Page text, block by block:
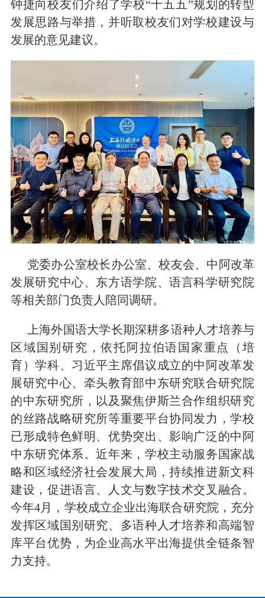
钟捷向校友们介绍了学校“十五五”规划的转型
发展思路与举措，并听取校友们对学校建设与
发展的意见建议。
党委办公室校长办公室、校友会、中阿改革
发展研究中心、东方语学院、语言科学研究院
等相关部门负责人陪同调研。
上海外国语大学长期深耕多语种人才培养与
区域国别研究，依托阿拉伯语国家重点（培
育）学科、习近平主席倡议成立的中阿改革发
展研究中心、牵头教育部中东研究联合研究院
的中东研究所，以及聚焦伊斯兰合作组织研究
的丝路战略研究所等重要平台协同发力，学校
已形成特色鲜明、优势突出、影响广泛的中阿
中东研究体系。近年来，学校主动服务国家战
略和区域经济社会发展大局，持续推进新文科
建设，促进语言、人文与数字技术交叉融合。
今年4月，学校成立企业出海联合研究院，充分
发挥区域国别研究、多语种人才培养和高端智
库平台优势，为企业高水平出海提供全链条智
力支持。